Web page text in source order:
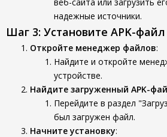
надежные источники.
Шаг 3: Установите APK-файл
Откройте менеджер файлов:
Найдите и откройте
устройстве.
Найдите загруженный APK-
Перейдите в раздел
был загружен файл.
Начните установку: